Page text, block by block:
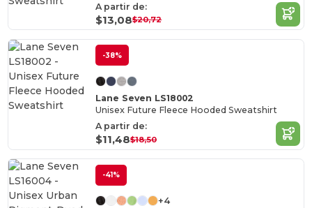
A partir de:
$13,08$20,72
-38%
Lane Seven LS18002
Unisex Future Fleece Hooded Sweatshirt
A partir de:
$11,48$18,50
-41%
+4